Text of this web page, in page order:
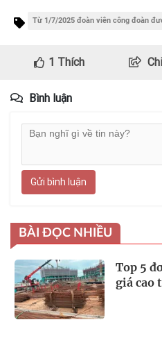
Từ 1/7/2025 đoàn viên công đoàn
1 Thích
Bình luận
Gửi bình luận
BÀI ĐỌC NHIỀU
Top 5
giá cao